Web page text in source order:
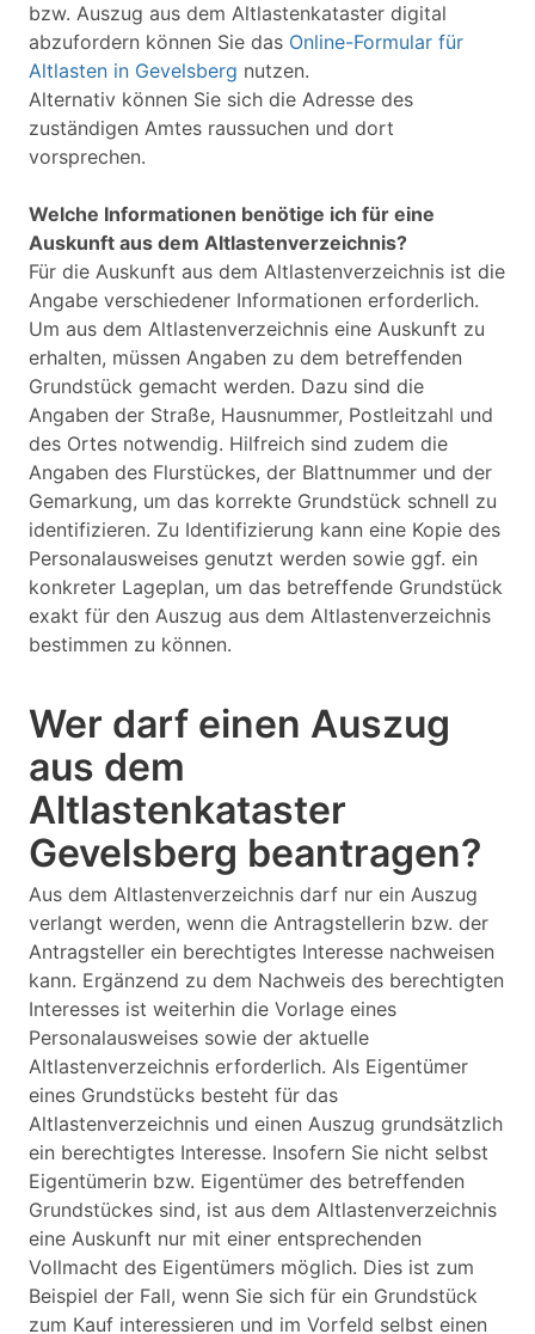
bzw. Auszug aus dem Altlastenkataster digital
abzufordern können Sie das Online-Formular für
Altlasten in Gevelsberg nutzen.
Alternativ können Sie sich die Adresse des
zuständigen Amtes raussuchen und dort
vorsprechen.
Welche Informationen benötige ich für eine
Auskunft aus dem Altlastenverzeichnis?
Für die Auskunft aus dem Altlastenverzeichnis ist die
Angabe verschiedener Informationen erforderlich.
Um aus dem Altlastenverzeichnis eine Auskunft zu
erhalten, müssen Angaben zu dem betreffenden
Grundstück gemacht werden. Dazu sind die
Angaben der Straße, Hausnummer, Postleitzahl und
des Ortes notwendig. Hilfreich sind zudem die
Angaben des Flurstückes, der Blattnummer und der
Gemarkung, um das korrekte Grundstück schnell zu
identifizieren. Zu Identifizierung kann eine Kopie des
Personalausweises genutzt werden sowie ggf. ein
konkreter Lageplan, um das betreffende Grundstück
exakt für den Auszug aus dem Altlastenverzeichnis
bestimmen zu können.
Wer darf einen Auszug
aus dem
Altlastenkataster
Gevelsberg beantragen?
Aus dem Altlastenverzeichnis darf nur ein Auszug
verlangt werden, wenn die Antragstellerin bzw. der
Antragsteller ein berechtigtes Interesse nachweisen
kann. Ergänzend zu dem Nachweis des berechtigten
Interesses ist weiterhin die Vorlage eines
Personalausweises sowie der aktuelle
Altlastenverzeichnis erforderlich. Als Eigentümer
eines Grundstücks besteht für das
Altlastenverzeichnis und einen Auszug grundsätzlich
ein berechtigtes Interesse. Insofern Sie nicht selbst
Eigentümerin bzw. Eigentümer des betreffenden
Grundstückes sind, ist aus dem Altlastenverzeichnis
eine Auskunft nur mit einer entsprechenden
Vollmacht des Eigentümers möglich. Dies ist zum
Beispiel der Fall, wenn Sie sich für ein Grundstück
zum Kauf interessieren und im Vorfeld selbst einen